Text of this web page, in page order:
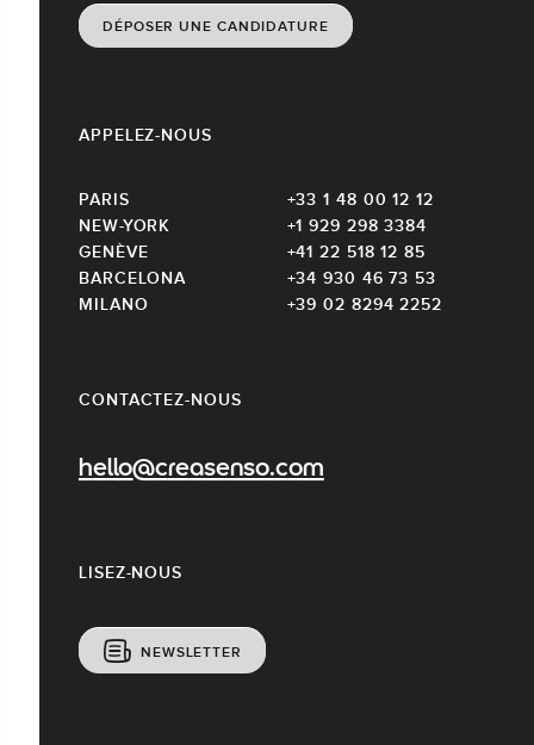
CONTACTEZ-NOUS
hello@creasenso.com
DÉPOSER UNE CANDIDATURE
LISEZ-NOUS
NEWSLETTER
APPELEZ-NOUS
PARIS
+33 1 48 00 12 12
NEW-YORK
+1 929 298 3384
GENÈVE
+41 22 518 12 85
BARCELONA
+34 930 46 73 53
MILANO
+39 02 8294 2252